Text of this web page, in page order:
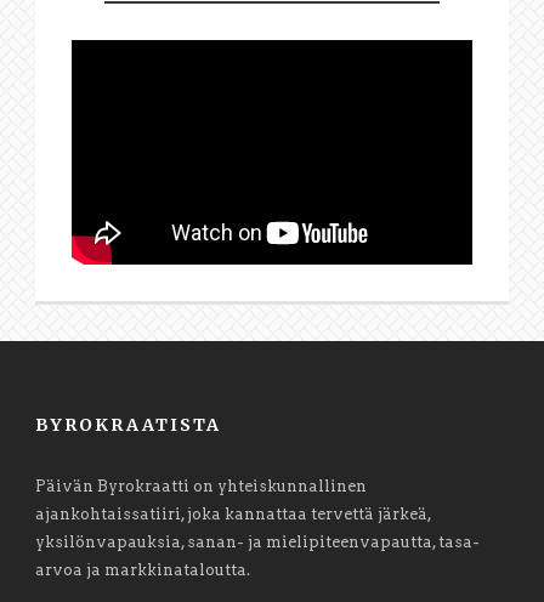
BYROKRAATISTA
Päivän Byrokraatti on yhteiskunnallinen
ajankohtaissatiiri, joka kannattaa tervettä järkeä,
yksilönvapauksia, sanan- ja mielipiteenvapautta, tasa-
arvoa ja markkinataloutta.